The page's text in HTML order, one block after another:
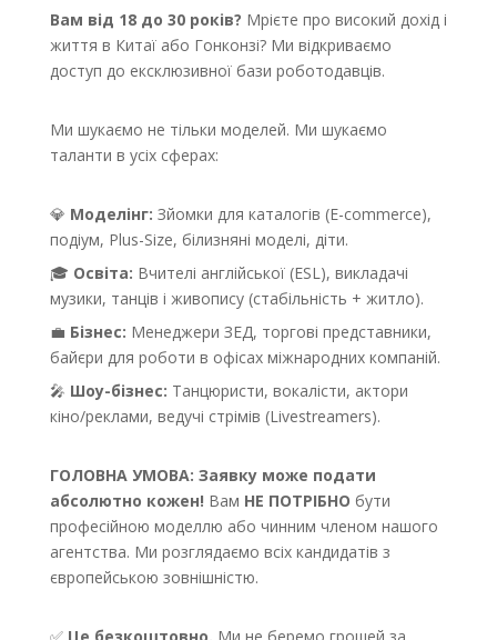
Вам від 18 до 30 років? Мрієте про високий дохід і
життя в Китаї або Гонконзі? Ми відкриваємо
доступ до ексклюзивної бази роботодавців.
Ми шукаємо не тільки моделей. Ми шукаємо
таланти в усіх сферах:
💎 Моделінг: Зйомки для каталогів (E-commerce),
подіум, Plus-Size, білизняні моделі, діти.
🎓 Освіта: Вчителі англійської (ESL), викладачі
музики, танців і живопису (стабільність + житло).
💼 Бізнес: Менеджери ЗЕД, торгові представники,
байєри для роботи в офісах міжнародних компаній.
🎤 Шоу-бізнес: Танцюристи, вокалісти, актори
кіно/реклами, ведучі стрімів (Livestreamers).
ГОЛОВНА УМОВА: Заявку може подати
абсолютно кожен! Вам НЕ ПОТРІБНО бути
професійною моделлю або чинним членом нашого
агентства. Ми розглядаємо всіх кандидатів з
європейською зовнішністю.